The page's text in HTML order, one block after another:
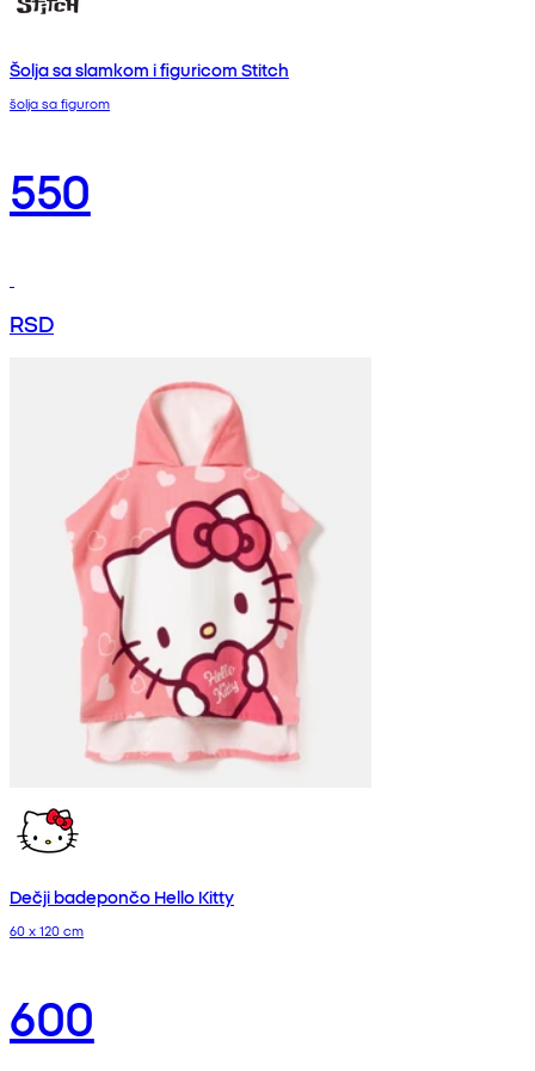
Šolja sa slamkom i figuricom Stitch
šolja sa figurom
550
RSD
Dečji badepončo Hello Kitty
60 x 120 cm
600